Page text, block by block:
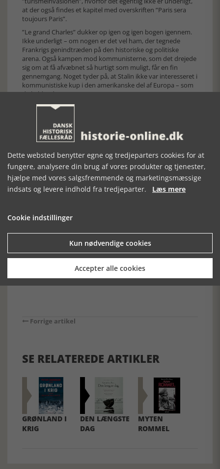
at der også findes et kapitel med overskriften ”Paris sera
toujours Paris”.
”Le grand Charles” dukker op igen og igen bogen igennem.
Ikke underligt – om nogen er det vel ham, der tegnede
Frankrigs genindtræden på den historiske og politiske
arena. Også kampen mod kommunisterne, som det drejede
sig om at få afvæbnet så hurtigt som muligt, får en fin
gennemgang. Noget tyder på, at Stalin ikke var interesseret i
kommunistiske kup i den amerikanske del af Europa – som
de kaldte det.
La guerre franco-francaise blusser en sidste gang op i maj 68
hvilket viste sig helt ude af proportioner – og roen sænkede
sig atter over byen. Og landet.
det største flertal betragtede nu (30. maj 1968) sig selv som
almindelige franskmænd, som var dødtrætte af politiske
strejker og kaos i Latinerkvarteret. Den sartreske vej til
frihed var endt. Borgerskabet havde ikke ladet sig vælte af
radikale ideer.”
til de enkelte kapitler og en fremragende litteraturliste.
det. Igen.
Hvilken mageløs fortæller.
Forrige artikel
SE RELATEREDE ARTIKLER
GRØNLAND I
KRIG
DEN LÆNGSTE
DAG
MYTEN
ROMMEL
Dette websted benytter egne og tredjeparters cookies for at
fungere, analysere din brug af vores produkter og tjenester,
hjælpe med vores salgsfremmende og marketingsmæssige
indsats og levere indhold fra tredjeparter. Læs mere
Cookie indstillinger
Kun nødvendige cookies
Accepter alle cookies